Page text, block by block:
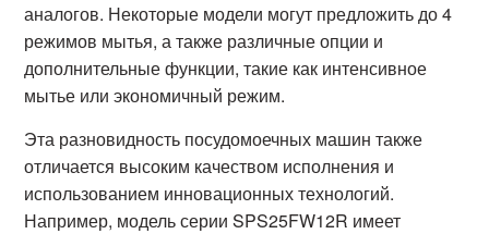
аналогов. Некоторые модели могут предложить до 4
режимов мытья, а также различные опции и
дополнительные функции, такие как интенсивное
мытье или экономичный режим.
Эта разновидность посудомоечных машин также
отличается высоким качеством исполнения и
использованием инновационных технологий.
Например, модель серии SPS25FW12R имеет